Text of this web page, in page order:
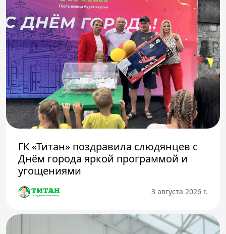
ГК «Титан» поздравила слюдянцев с
Днём города яркой программой и
угощениями
3 августа 2026 г.